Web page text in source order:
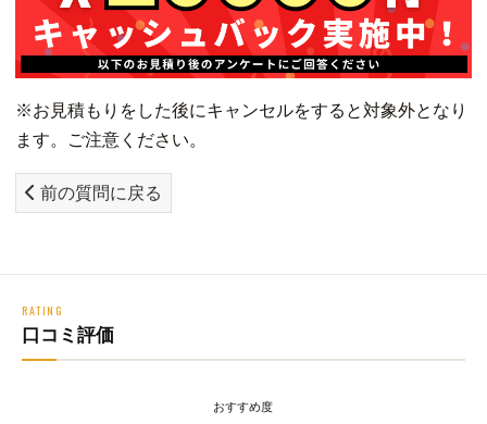
※お見積もりをした後にキャンセルをすると対象外となり
ます。ご注意ください。
前の質問に戻る
RATING
口コミ評価